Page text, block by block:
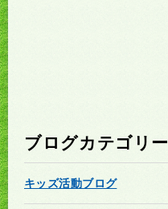
ブログカテゴリー
キッズ活動ブログ